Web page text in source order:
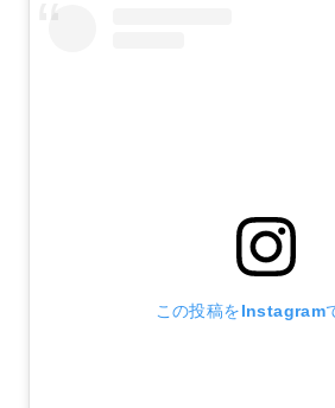
この投稿をInstagram